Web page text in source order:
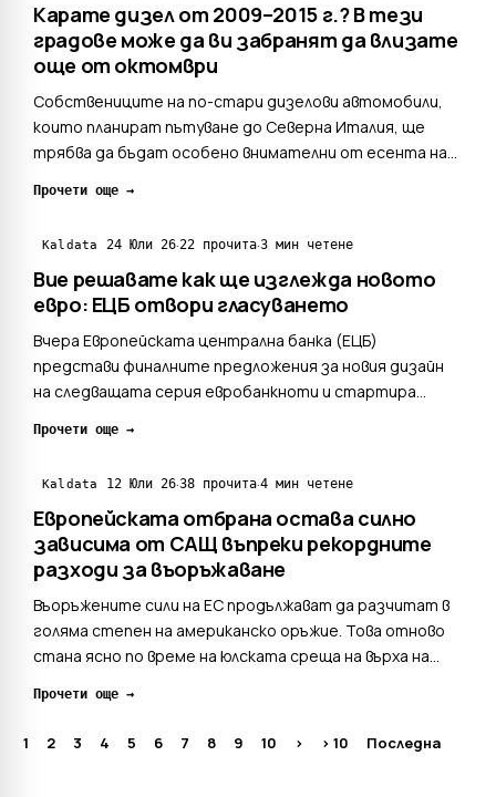
Карате дизел от 2009–2015 г.? В тези
градове може да ви забранят да влизате
още от октомври
Собствениците на по-стари дизелови автомобили,
които планират пътуване до Северна Италия, ще
трябва да бъдат особено внимателни от есента на
градове в страната трябва да влязат в сила нови
стандарт Eur...
Прочети още →
Kaldata 24 Юли 26·22 прочита·3 мин четене
Вие решавате как ще изглежда новото
евро: ЕЦБ отвори гласуването
Вчера Европейската централна банка (ЕЦБ)
представи финалните предложения за новия дизайн
на следващата серия евробанкноти и стартира
гражданите от цяла Европа да споделят своето
различни теми – „Европейска култу...
Прочети още →
Kaldata 12 Юли 26·38 прочита·4 мин четене
Европейската отбрана остава силно
зависима от САЩ въпреки рекордните
разходи за въоръжаване
Въоръжените сили на ЕС продължават да разчитат в
голяма степен на американско оръжие. Това отново
стана ясно по време на юлската среща на върха на
се проведе и Форумът на отбранителната
Прочети още →
1 2 3 4 5 6 7 8 9 10 > > 10 Последна